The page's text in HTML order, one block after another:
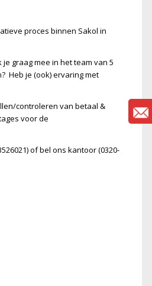
proces binnen Sakol in
graag mee in het team van 5
Heb je (ook) ervaring met
controleren van betaal &
voor de
of bel ons kantoor (0320-